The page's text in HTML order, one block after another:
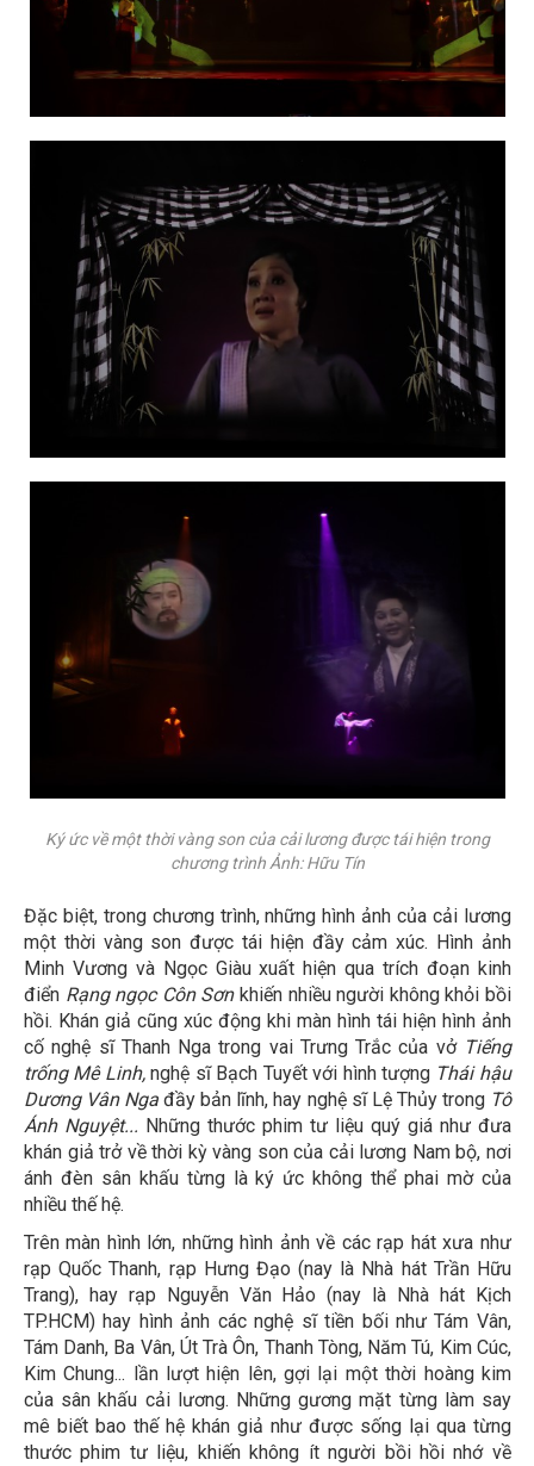
Ký ức về một thời vàng son của cải lương được tái hiện trong
chương trình Ảnh: Hữu Tín
Đặc biệt, trong chương trình, những hình ảnh của cải lương
một thời vàng son được tái hiện đầy cảm xúc. Hình ảnh
Minh Vương và Ngọc Giàu xuất hiện qua trích đoạn kinh
điển Rạng ngọc Côn Sơnkhiến nhiều người không khỏi bồi
hồi. Khán giả cũng xúc động khi màn hình tái hiện hình ảnh
cố nghệ sĩ Thanh Nga trong vai Trưng Trắc của vở Tiếng
trống Mê Linh,nghệ sĩ Bạch Tuyết với hình tượng Thái hậu
Dương Vân Nga đầy bản lĩnh, hay nghệ sĩ Lệ Thủy trong Tô
Ánh Nguyệt... Những thước phim tư liệu quý giá như đưa
khán giả trở về thời kỳ vàng son của cải lương Nam bộ, nơi
ánh đèn sân khấu từng là ký ức không thể phai mờ của
nhiều thế hệ.
Trên màn hình lớn, những hình ảnh về các rạp hát xưa như
rạp Quốc Thanh, rạp Hưng Đạo (nay là Nhà hát Trần Hữu
Trang), hay rạp Nguyễn Văn Hảo (nay là Nhà hát Kịch
TP.HCM) hay hình ảnh các nghệ sĩ tiền bối như Tám Vân,
Tám Danh, Ba Vân, Út Trà Ôn, Thanh Tòng, Năm Tú, Kim Cúc,
Kim Chung... lần lượt hiện lên, gợi lại một thời hoàng kim
của sân khấu cải lương. Những gương mặt từng làm say
mê biết bao thế hệ khán giả như được sống lại qua từng
thước phim tư liệu, khiến không ít người bồi hồi nhớ về